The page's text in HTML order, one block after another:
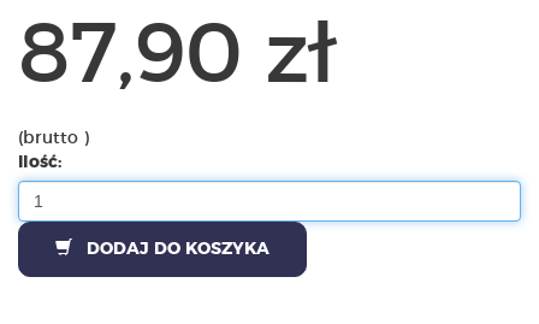
87,90 zł
(brutto )
Ilość:
DODAJ DO KOSZYKA